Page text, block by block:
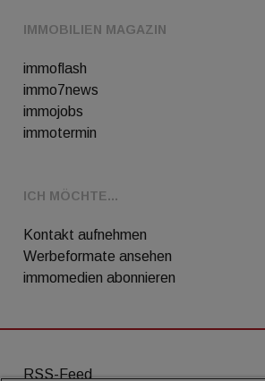
IMMOBILIEN MAGAZIN
immoflash
immo7news
immojobs
immotermin
ICH MÖCHTE...
Kontakt aufnehmen
Werbeformate ansehen
immomedien abonnieren
RSS-Feed